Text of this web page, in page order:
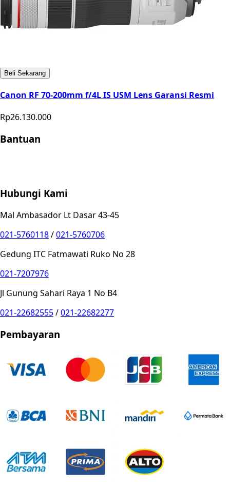
Beli Sekarang
Canon RF 70-200mm f/4L IS USM Lens Garansi Resmi
Rp26.130.000
Bantuan
Hubungi Kami
Mal Ambasador Lt Dasar 43-45
021-5760118/021-5760706
Gedung ITC Fatmawati Ruko No 28
021-7207976
Jl Gunung Sahari Raya 1 No B4
021-22682555/021-22682277
Pembayaran